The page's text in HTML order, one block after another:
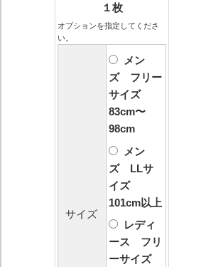
１枚
オプションを指定してくださ
い。
サイズ
メン
ズ フリー
サイズ
83cm〜
98cm
メン
ズ LLサ
イズ
101cm以上
レディ
ース フリ
ーサイズ